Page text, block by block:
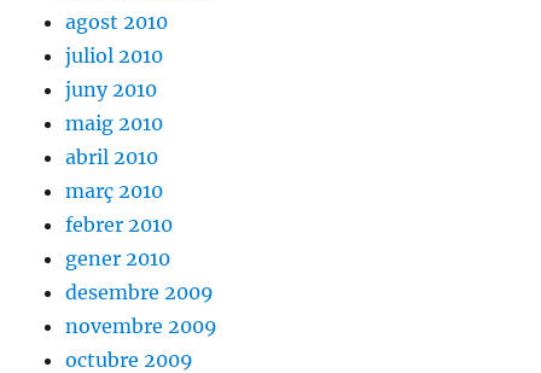
agost 2010
juliol 2010
juny 2010
maig 2010
abril 2010
març 2010
febrer 2010
gener 2010
desembre 2009
novembre 2009
octubre 2009